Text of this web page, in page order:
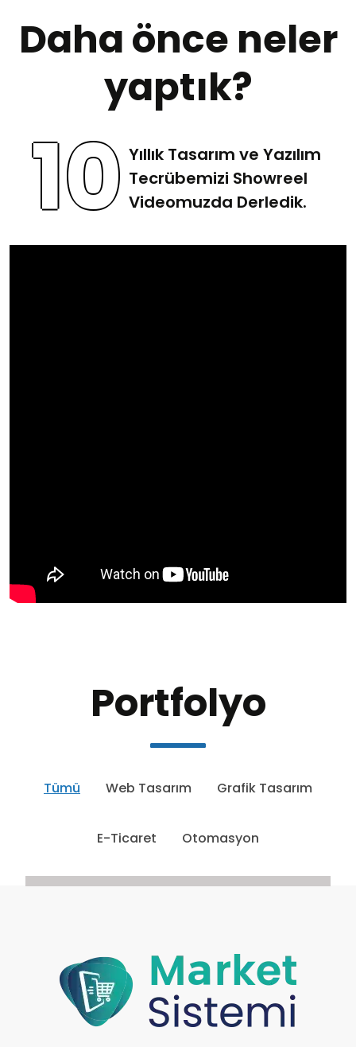
Daha önce neler
yaptık?
10 Yıllık Tasarım ve Yazılım
Tecrübemizi Showreel
Videomuzda Derledik.
Portfolyo
Tümü Web Tasarım Grafik Tasarım
E-Ticaret Otomasyon